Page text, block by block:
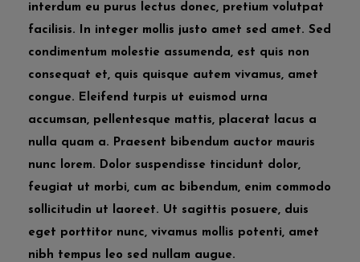
interdum eu purus lectus donec, pretium volutpat
facilisis. In integer mollis justo amet sed amet. Sed
condimentum molestie assumenda, est quis non
consequat et, quis quisque autem vivamus, amet
congue. Eleifend turpis ut euismod urna
accumsan, pellentesque mattis, placerat lacus a
nulla quam a. Praesent bibendum auctor mauris
nunc lorem. Dolor suspendisse tincidunt dolor,
feugiat ut morbi, cum ac bibendum, enim commodo
sollicitudin ut laoreet. Ut sagittis posuere, duis
eget porttitor nunc, vivamus mollis potenti, amet
nibh tempus leo sed nullam augue.